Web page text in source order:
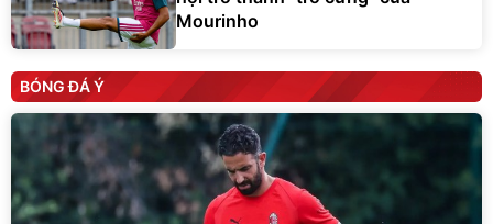
Mourinho
BÓNG ĐÁ Ý